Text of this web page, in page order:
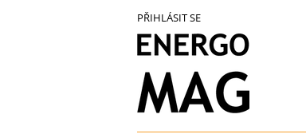
PŘIHLÁSIT SE